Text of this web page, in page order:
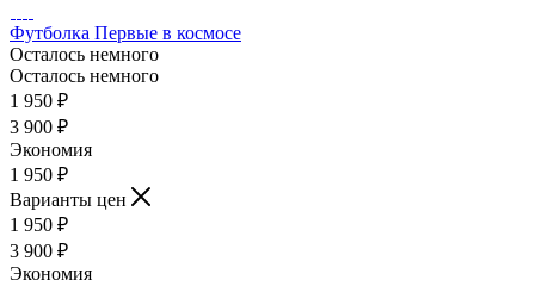
Футболка Первые в космосе
Осталось немного
Осталось немного
1 950 ₽
3 900 ₽
Экономия
1 950 ₽
Варианты цен
1 950 ₽
3 900 ₽
Экономия